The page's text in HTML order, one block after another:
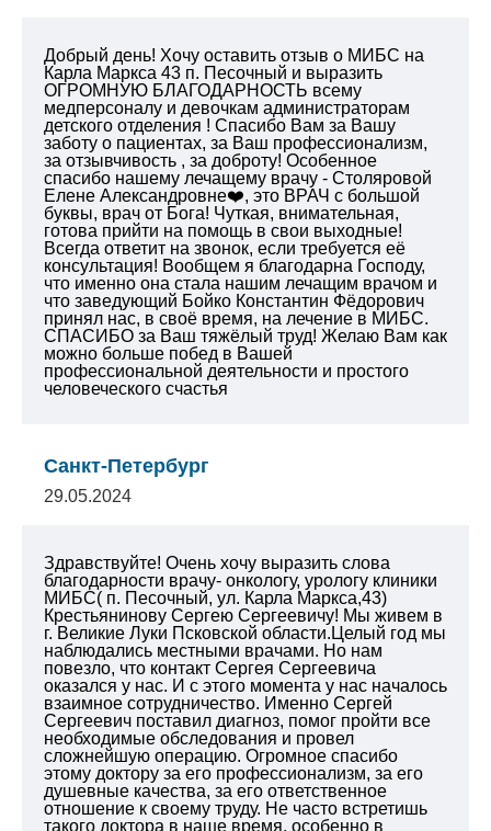
Добрый день! Хочу оставить отзыв о МИБС на
Карла Маркса 43 п. Песочный и выразить
ОГРОМНУЮ БЛАГОДАРНОСТЬ всему
медперсоналу и девочкам администраторам
детского отделения ! Спасибо Вам за Вашу
заботу о пациентах, за Ваш профессионализм,
за отзывчивость , за доброту! Особенное
спасибо нашему лечащему врачу - Столяровой
Елене Александровне❤️, это ВРАЧ с большой
буквы, врач от Бога! Чуткая, внимательная,
готова прийти на помощь в свои выходные!
Всегда ответит на звонок, если требуется её
консультация! Вообщем я благодарна Господу,
что именно она стала нашим лечащим врачом и
что заведующий Бойко Константин Фёдорович
принял нас, в своё время, на лечение в МИБС.
СПАСИБО за Ваш тяжёлый труд! Желаю Вам как
можно больше побед в Вашей
профессиональной деятельности и простого
человеческого счастья
Санкт-Петербург
29.05.2024
Здравствуйте! Очень хочу выразить слова
благодарности врачу- онкологу, урологу клиники
МИБС( п. Песочный, ул. Карла Маркса,43)
Крестьянинову Сергею Сергеевичу! Мы живем в
г. Великие Луки Псковской области.Целый год мы
наблюдались местными врачами. Но нам
повезло, что контакт Сергея Сергеевича
оказался у нас. И с этого момента у нас началось
взаимное сотрудничество. Именно Сергей
Сергеевич поставил диагноз, помог пройти все
необходимые обследования и провел
сложнейшую операцию. Огромное спасибо
этому доктору за его профессионализм, за его
душевные качества, за его ответственное
отношение к своему труду. Не часто встретишь
такого доктора в наше время, особенно в